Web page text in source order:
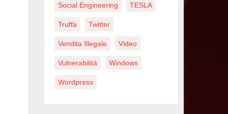
Social Engineering TESLA
Truffa Twitter
Vendita Illegale Video
Vulnerabilità Windows
Wordpress